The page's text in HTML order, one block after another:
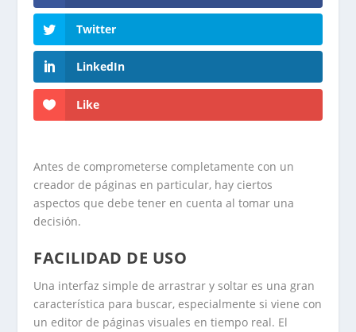
Twitter
LinkedIn
Like
Antes de comprometerse completamente con un
creador de páginas en particular, hay ciertos
aspectos que debe tener en cuenta al tomar una
decisión.
FACILIDAD DE USO
Una interfaz simple de arrastrar y soltar es una gran
característica para buscar, especialmente si viene con
un editor de páginas visuales en tiempo real. El